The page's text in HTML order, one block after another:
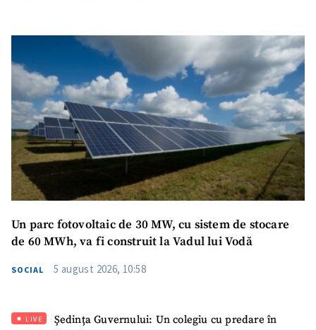
Un parc fotovoltaic de 30 MW, cu sistem de stocare
de 60 MWh, va fi construit la Vadul lui Vodă
SOCIAL 5 august 2026, 10:58
LIVE
Ședința Guvernului: Un colegiu cu predare în